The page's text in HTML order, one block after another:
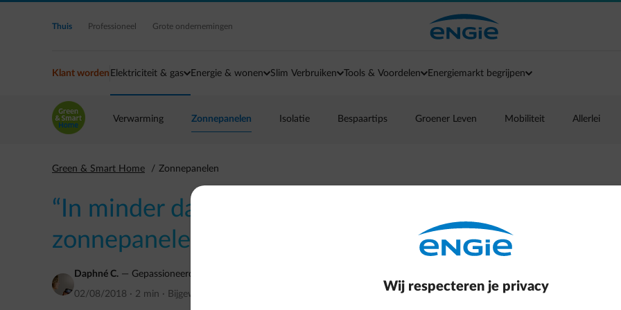
Ga naar de hoofdinhoud
Thuis Professioneel Grote ondernemingen
Klant worden Elektriciteit & gas Energie & wonen Slim Verbruiken Tools & Voordelen Energiemarkt begrijpen
Verwarming Zonnepanelen Isolatie Bespaartips Groener Leven Mobiliteit Allerlei
Green & Smart Home Zonnepanelen
“In minder dan een dag waren mijn
zonnepanelen geïnstalleerd!”
Daphné C. — Gepassioneerd door slimme producten
02/08/2018 · 2 min · Bijgewerkt op
Wij respecteren je privacy